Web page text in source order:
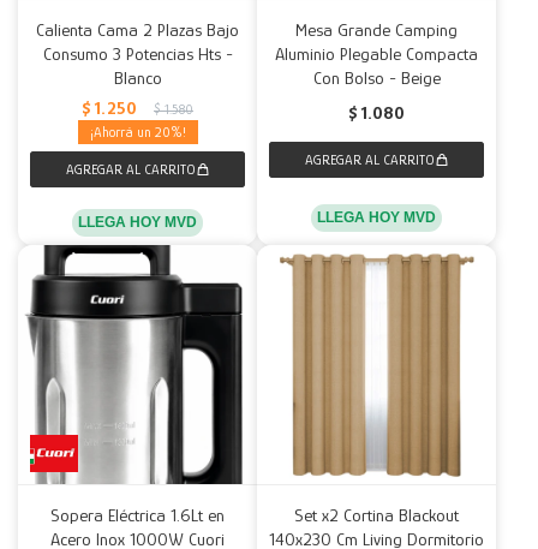
Calienta Cama 2 Plazas Bajo
Consumo 3 Potencias Hts -
Blanco
$ 1.250 $ 1.580
20
LLEGA HOY MVD
Mesa Grande Camping
Aluminio Plegable Compacta
Con Bolso - Beige
$ 1.080
LLEGA HOY MVD
Sopera Eléctrica 1.6Lt en
Acero Inox 1000W Cuori
Set x2 Cortina Blackout
140x230 Cm Living Dormitorio